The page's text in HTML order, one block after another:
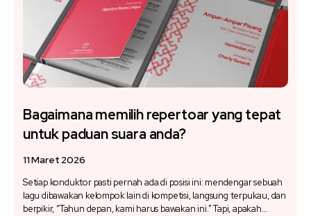
Bagaimana memilih repertoar yang tepat
untuk paduan suara anda?
11 Maret 2026
Setiap konduktor pasti pernah ada di posisi ini: mendengar sebuah
lagu dibawakan kelompok lain di kompetisi, langsung terpukau, dan
berpikir, “Tahun depan, kami harus bawakan ini.” Tapi, apakah…